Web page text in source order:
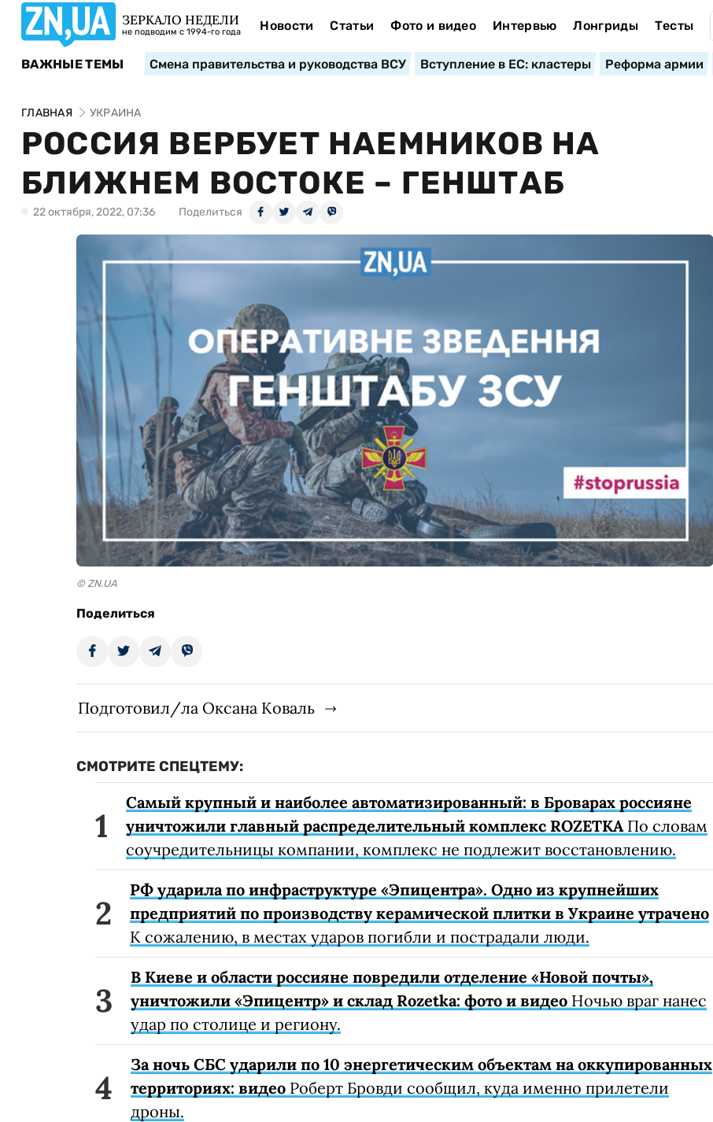
ЗЕРКАЛО НЕДЕЛИ
не подводим с 1994-го года Новости Статьи Фото и видео Интервью Лонгриды Тесты
ВАЖНЫЕ ТЕМЫ Смена правительства и руководства ВСУ Вступление в ЕС: кластеры Реформа армии
ГЛАВНАЯ УКРАИНА
РОССИЯ ВЕРБУЕТ НАЕМНИКОВ НА
БЛИЖНЕМ ВОСТОКЕ – ГЕНШТАБ
22 октября, 2022, 07:36 Поделиться
© ZN.UA
Поделиться
Подготовил/ла Оксана Коваль
СМОТРИТЕ СПЕЦТЕМУ:
Самый крупный и наиболее автоматизированный: в Броварах россияне
уничтожили главный распределительный комплекс ROZETKAПо словам
соучредительницы компании, комплекс не подлежит восстановлению.
РФ ударила по инфраструктуре «Эпицентра». Одно из крупнейших
предприятий по производству керамической плитки в Украине утрачено
К сожалению, в местах ударов погибли и пострадали люди.
В Киеве и области россияне повредили отделение «Новой почты»,
уничтожили «Эпицентр» и склад Rozetka: фото и видео Ночью враг нанес
удар по столице и региону.
За ночь СБС ударили по 10 энергетическим объектам на оккупированных
территориях: видео Роберт Бровди сообщил, куда именно прилетели
дроны.